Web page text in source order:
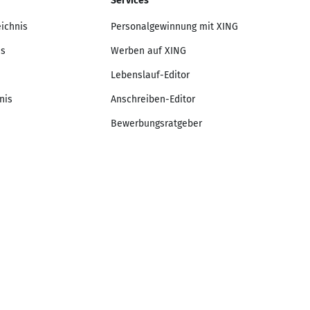
Personalgewinnung mit XING
Werben auf XING
Lebenslauf-Editor
Anschreiben-Editor
Bewerbungsratgeber